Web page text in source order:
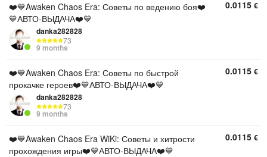
❤️💙Awaken Chaos Era: Советы по ведению боя❤️
💙АВТО-ВЫДАЧА❤️💙
danka282828
73
9 months
0.0115 €
❤️💙Awaken Chaos Era: Советы по быстрой
прокачке героев❤️💙АВТО-ВЫДАЧА❤️💙
danka282828
73
9 months
0.0115 €
❤️💙Awaken Chaos Era WiKi: Советы и хитрости
прохождения игры❤️💙АВТО-ВЫДАЧА❤️💙
0.0115 €